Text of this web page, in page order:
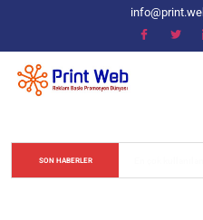
SON HABERLER